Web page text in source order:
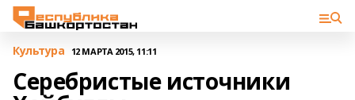
Культура 12 МАРТА 2015, 11:11
Серебристые источники